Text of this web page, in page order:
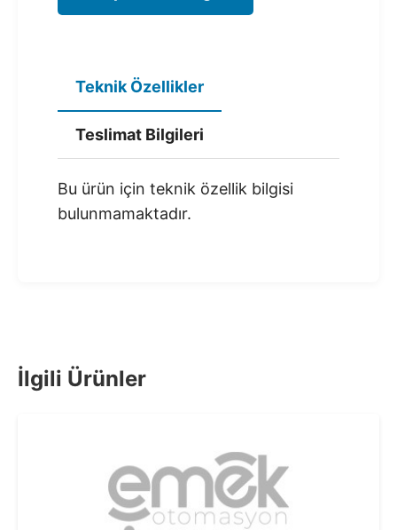
Teknik Özellikler
Teslimat Bilgileri
Bu ürün için teknik özellik bilgisi
bulunmamaktadır.
İlgili Ürünler